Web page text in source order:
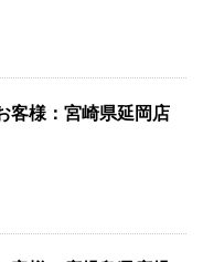
客様：宮崎県延岡店